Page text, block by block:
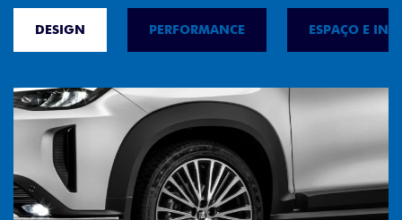
DESIGN PERFORMANCE ESPAÇO E